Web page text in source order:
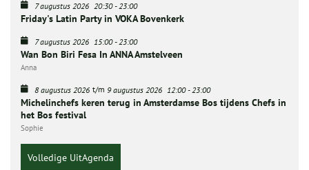
7 augustus 2026 20:30-23:00
Friday's Latin Party in VOKA Bovenkerk
7 augustus 2026 15:00-23:00
Wan Bon Biri Fesa In ANNA Amstelveen
Anna
8 augustus 2026 t/m 9 augustus 2026 12:00-23:00
Michelinchefs keren terug in Amsterdamse Bos tijdens Chefs in
het Bos festival
Sophie
Volledige UitAgenda